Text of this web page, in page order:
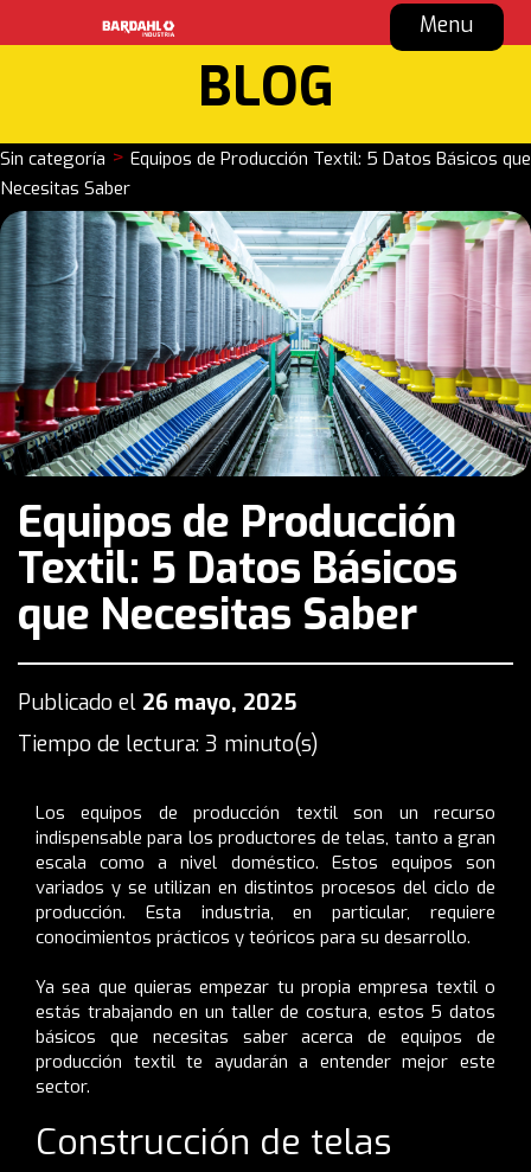
Menu
BLOG
Sin categoría > Equipos de Producción Textil: 5 Datos Básicos que
Necesitas Saber
Equipos de Producción
Textil: 5 Datos Básicos
que Necesitas Saber
Publicado el 26 mayo, 2025
Tiempo de lectura: 3 minuto(s)
Los equipos de producción textil son un recurso
indispensable para los productores de telas, tanto a gran
escala como a nivel doméstico. Estos equipos son
variados y se utilizan en distintos procesos del ciclo de
producción. Esta industria, en particular, requiere
conocimientos prácticos y teóricos para su desarrollo.
Ya sea que quieras empezar tu propia empresa textil o
estás trabajando en un taller de costura, estos 5 datos
básicos que necesitas saber acerca de equipos de
producción textil te ayudarán a entender mejor este
sector.
Construcción de telas